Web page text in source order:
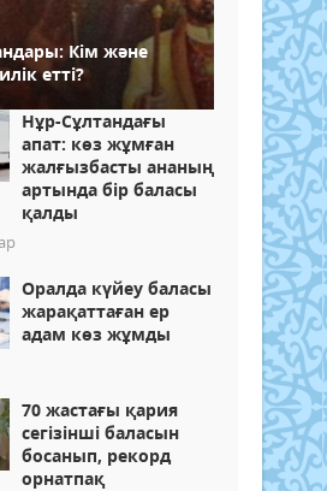
Кім және
етті?
Нұр-Сұлтандағы
апат: көз жұмған
жалғызбасты ананың
артында бір баласы
қалды
Оралда күйеу баласы
жарақаттаған ер
адам көз жұмды
70 жастағы қария
сегізінші баласын
босанып, рекорд
орнатпақ